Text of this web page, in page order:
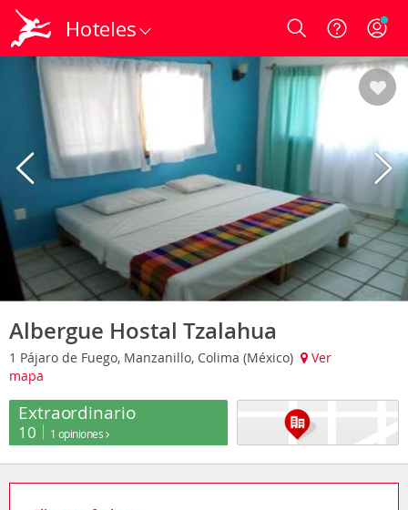
Hoteles Login
Albergue Hostal Tzalahua
1 Pájaro de Fuego, Manzanillo, Colima (México)
Ver
mapa
Extraordinario
10 1 opiniones